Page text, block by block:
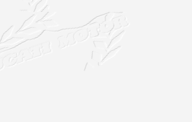
Návrat na obsah